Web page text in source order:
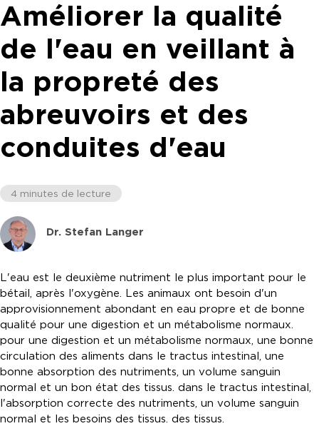
Améliorer la qualité
de l'eau en veillant à
la propreté des
abreuvoirs et des
conduites d'eau
4 minutes de lecture
Dr. Stefan Langer
L'eau est le deuxième nutriment le plus important pour le
bétail, après l'oxygène. Les animaux ont besoin d'un
approvisionnement abondant en eau propre et de bonne
qualité pour une digestion et un métabolisme normaux.
pour une digestion et un métabolisme normaux, une bonne
circulation des aliments dans le tractus intestinal, une
bonne absorption des nutriments, un volume sanguin
normal et un bon état des tissus. dans le tractus intestinal,
l'absorption correcte des nutriments, un volume sanguin
normal et les besoins des tissus. des tissus.